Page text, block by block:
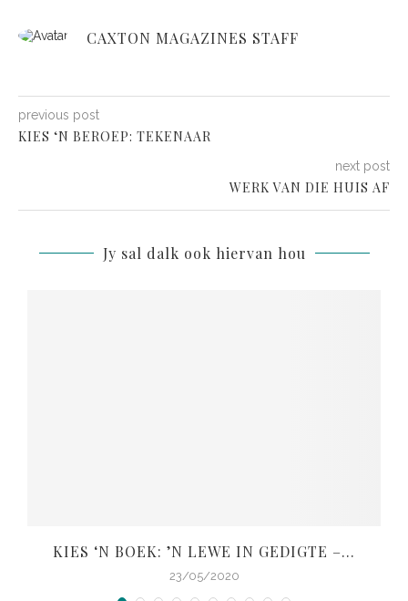
CAXTON MAGAZINES STAFF
previous post
KIES ‘N BEROEP: TEKENAAR
next post
WERK VAN DIE HUIS AF
Jy sal dalk ook hiervan hou
KIES ‘N BOEK: ’N LEWE IN GEDIGTE –...
23/05/2020